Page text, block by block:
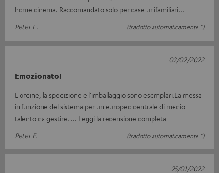
home cinema. Raccomandato solo per case unifamiliari...
Peter L.
(tradotto automaticamente *)
Emozionato!
L'ordine, la spedizione e l'imballaggio sono esemplari.La messa
in funzione del sistema per un europeo centrale di medio
talento da gestire.
Leggi la recensione completa
Peter F.
(tradotto automaticamente *)
02/02/2022
25/01/2022